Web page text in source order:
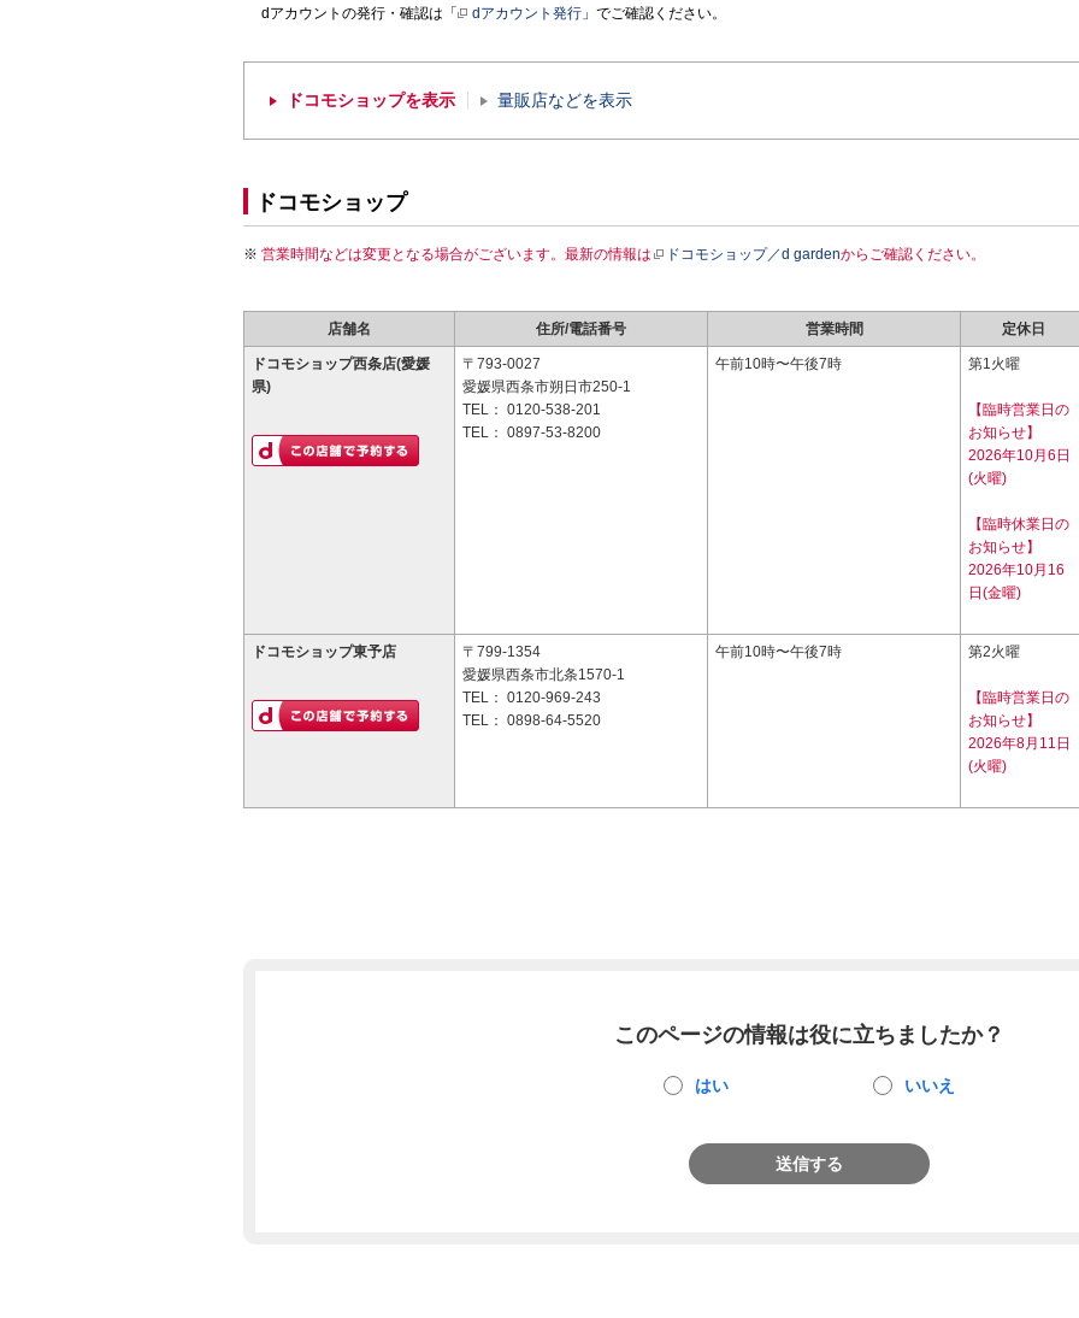
dアカウントの発行・確認は「
dアカウント発行 」でご確認ください。
ドコモショップを表示 量販店などを表示
ドコモショップ
営業時間などは変更となる場合がございます。最新の情報は ドコモショップ／d gardenからご確認ください。
店舗名 住所/電話番号 営業時間 定休日
ドコモショップ西条店(愛媛
県)
〒793-0027
愛媛県西条市朔日市250-1
TEL： 0120-538-201
TEL： 0897-53-8200
午前10時〜午後7時 第1火曜
【臨時営業日の
お知らせ】
2026年10月6日
(火曜)
【臨時休業日の
お知らせ】
2026年10月16
日(金曜)
ドコモショップ東予店
〒799-1354
愛媛県西条市北条1570-1
TEL： 0120-969-243
TEL： 0898-64-5520
午前10時〜午後7時 第2火曜
【臨時営業日の
お知らせ】
2026年8月11日
(火曜)
このページの情報は役に立ちましたか？
はい いいえ
送信する